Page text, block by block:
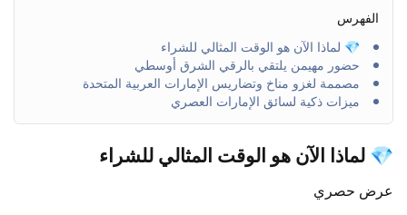
الفهرس
💎 لماذا الآن هو الوقت المثالي للشراء
حضور مهيمن يلتقي بالرقي الشرق أوسطي
مصممة لغزو مناخ وتضاريس الإمارات العربية المتحدة
ميزات ذكية لسائق الإمارات العصري
💎 لماذا الآن هو الوقت المثالي للشراء
عرض حصري